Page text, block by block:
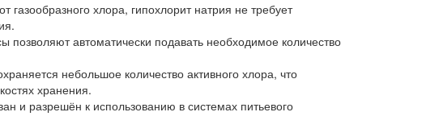
газообразного хлора, гипохлорит натрия не требует
автоматически подавать необходимое количество
небольшое количество активного хлора, что
хранения.
и разрешён к использованию в системах питьевого